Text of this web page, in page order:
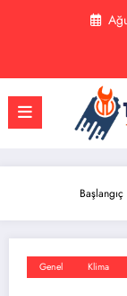
Başlangıç
Genel Klima